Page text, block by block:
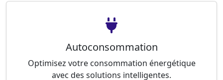
Autoconsommation
Optimisez votre consommation énergétique
avec des solutions intelligentes.